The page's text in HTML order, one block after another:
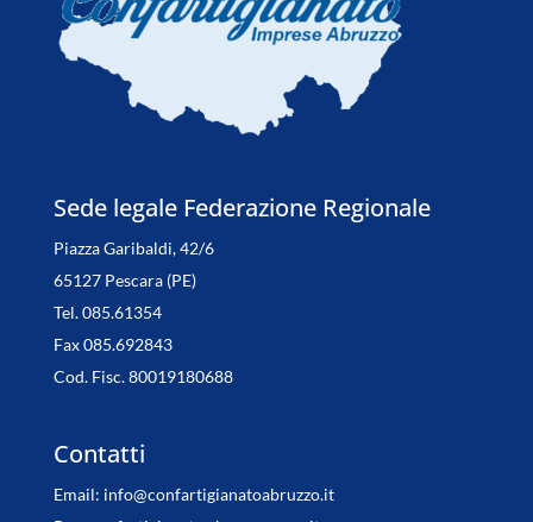
Sede legale Federazione Regionale
Piazza Garibaldi, 42/6
65127 Pescara (PE)
Tel. 085.61354
Fax 085.692843
Cod. Fisc. 80019180688
Contatti
Email: info@confartigianatoabruzzo.it